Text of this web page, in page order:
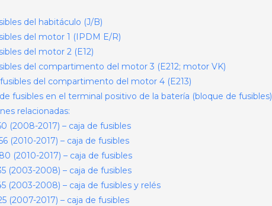
del habitáculo (J/B)
del motor 1 (IPDM E/R)
del motor 2 (E12)
del compartimento del motor 3 (E212; motor VK)
del compartimento del motor 4 (E213)
fusibles en el terminal positivo de la batería (bloque de fusibles)
relacionadas:
(2008-2017) – caja de fusibles
(2010-2017) – caja de fusibles
(2010-2017) – caja de fusibles
(2003-2008) – caja de fusibles
(2003-2008) – caja de fusibles y relés
(2007-2017) – caja de fusibles